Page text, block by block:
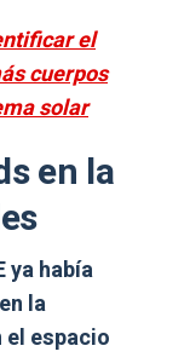
el
cuerpos
solar
en la
ya había
la
el espacio